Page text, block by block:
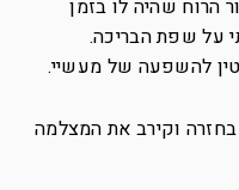
הרוח שהיה לו בזמן
על שפת הבריכה.
להשפעה של מעשיי.
וקירב את המצלמה